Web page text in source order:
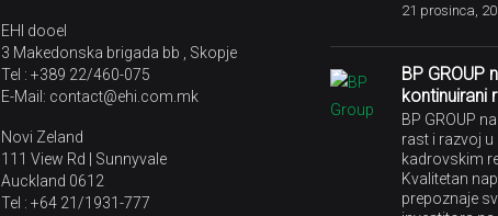
EHI dooel
3 Makedonska brigada bb , Skopje
Tel : +389 22/460-075
E-Mail: contact@ehi.com.mk
Novi Zeland
111 View Rd | Sunnyvale
Auckland 0612
Tel : +64 21/1931-777
21 prosinca,
BP GROUP
kontinuirani
BP GROUP
rast i razvoj
kadrovskim
Kvalitetan
prepoznaje